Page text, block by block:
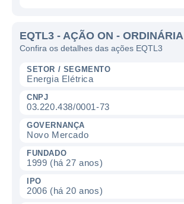
EQTL3 - AÇÃO ON - ORDINÁRIA
Confira os detalhes das ações EQTL3
SETOR / SEGMENTO
Energia Elétrica
CNPJ
03.220.438/0001-73
GOVERNANÇA
Novo Mercado
FUNDADO
1999 (há 27 anos)
IPO
2006 (há 20 anos)